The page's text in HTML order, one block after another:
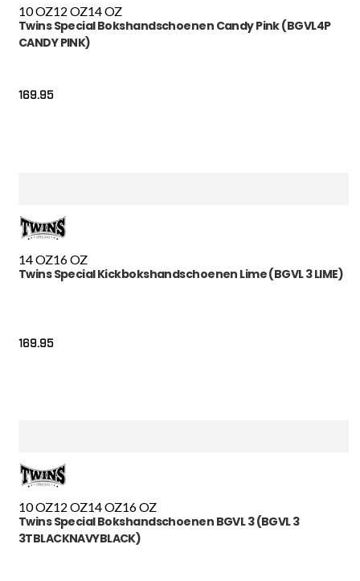
10 OZ12 OZ14 OZ
Twins Special Bokshandschoenen Candy Pink (BGVL4P
CANDY PINK)
169.95
14 OZ16 OZ
Twins Special Kickbokshandschoenen Lime (BGVL 3 LIME)
169.95
10 OZ12 OZ14 OZ16 OZ
Twins Special Bokshandschoenen BGVL 3 (BGVL 3
3TBLACKNAVYBLACK)